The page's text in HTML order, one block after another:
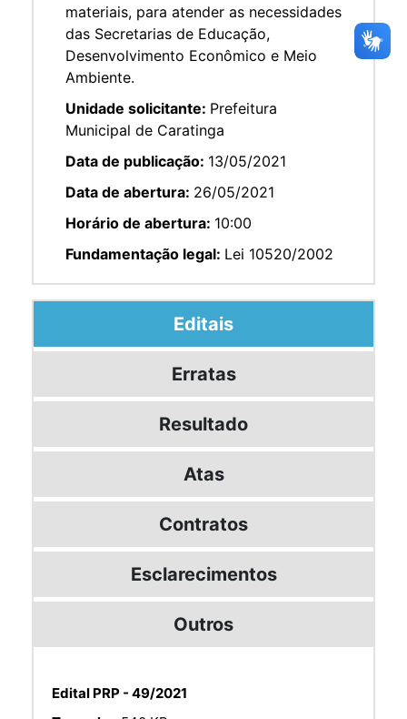
materiais, para atender as necessidades
das Secretarias de Educação,
Desenvolvimento Econômico e Meio
Ambiente.
Unidade solicitante: Prefeitura
Municipal de Caratinga
Data de publicação: 13/05/2021
Data de abertura: 26/05/2021
Horário de abertura: 10:00
Fundamentação legal: Lei 10520/2002
Editais
Erratas
Resultado
Atas
Contratos
Esclarecimentos
Outros
Edital PRP - 49/2021